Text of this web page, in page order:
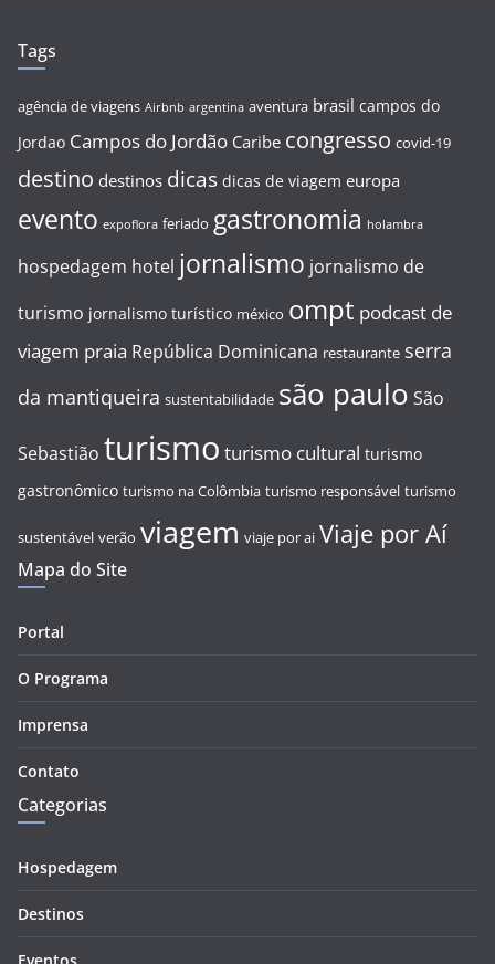
Tags
agência de viagens Airbnb argentina aventura brasil campos do
Jordao Campos do Jordão Caribe congresso covid-19
destino destinos dicas dicas de viagem europa
evento expoflora feriado gastronomia holambra
hospedagem hotel jornalismo jornalismo de
turismo jornalismo turístico méxico ompt podcast de
viagem praia República Dominicana restaurante serra
da mantiqueira sustentabilidade são paulo São
Sebastião turismo turismo cultural turismo
gastronômico turismo na Colômbia turismo responsável turismo
sustentável verão viagem viaje por ai Viaje por Aí
Mapa do Site
Portal
O Programa
Imprensa
Contato
Categorias
Hospedagem
Destinos